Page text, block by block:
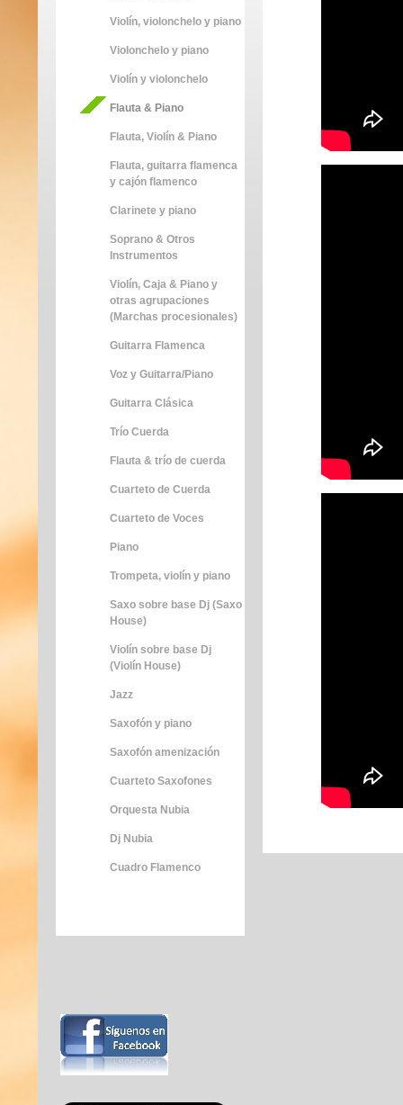
Violín, violonchelo y piano
Violonchelo y piano
Violín y violonchelo
Flauta & Piano
Flauta, Violín & Piano
Flauta, guitarra flamenca
y cajón flamenco
Clarinete y piano
Soprano & Otros
Instrumentos
Violín, Caja & Piano y
otras agrupaciones
(Marchas procesionales)
Guitarra Flamenca
Voz y Guitarra/Piano
Guitarra Clásica
Trío Cuerda
Flauta & trío de cuerda
Cuarteto de Cuerda
Cuarteto de Voces
Piano
Trompeta, violín y piano
Saxo sobre base Dj (Saxo
House)
Violín sobre base Dj
(Violín House)
Jazz
Saxofón y piano
Saxofón amenización
Cuarteto Saxofones
Orquesta Nubia
Dj Nubia
Cuadro Flamenco